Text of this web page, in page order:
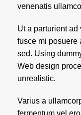
venenatis
Ut a parturient
fusce mi posuere
sed. Using
Web design
unrealistic.
Varius a
fermentum vel